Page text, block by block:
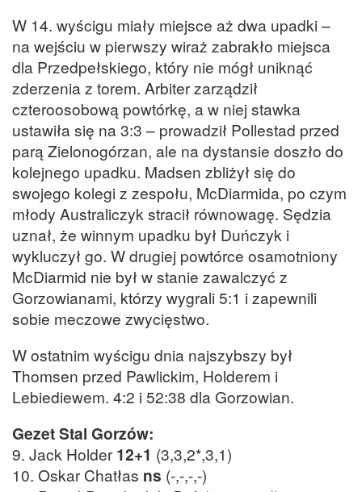
W 14. wyścigu miały miejsce aż dwa upadki –
na wejściu w pierwszy wiraż zabrakło miejsca
dla Przedpełskiego, który nie mógł uniknąć
zderzenia z torem. Arbiter zarządził
czteroosobową powtórkę, a w niej stawka
ustawiła się na 3:3 – prowadził Pollestad przed
parą Zielonogórzan, ale na dystansie doszło do
kolejnego upadku. Madsen zbliżył się do
swojego kolegi z zespołu, McDiarmida, po czym
młody Australiczyk stracił równowagę. Sędzia
uznał, że winnym upadku był Duńczyk i
wykluczył go. W drugiej powtórce osamotniony
McDiarmid nie był w stanie zawalczyć z
Gorzowianami, którzy wygrali 5:1 i zapewnili
sobie meczowe zwycięstwo.
W ostatnim wyścigu dnia najszybszy był
Thomsen przed Pawlickim, Holderem i
Lebiediewem. 4:2 i 52:38 dla Gorzowian.
Gezet Stal Gorzów:
9. Jack Holder12+1 (3,3,2*,3,1)
10. Oskar Chatłas ns (-,-,-,-)